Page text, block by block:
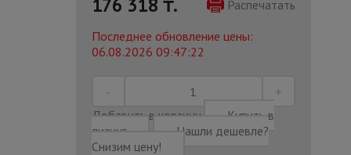
176 318 ₸.
Распечатать
Последнее обновление цены:
06.08.2026 09:47:22
Добавить в корзину
Купить в
лизинг
Нашли дешевле?
Снизим цену!